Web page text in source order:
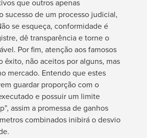
que outros apenas
sucesso de um processo judicial,
se esqueça, conformidade é
dê transparência e torne o
Por fim, atenção aos famosos
êxito, não aceitos por alguns, mas
mercado. Entendo que estes
guardar proporção com o
e possuir um limite
assim a promessa de ganhos
combinados inibirá o desvio